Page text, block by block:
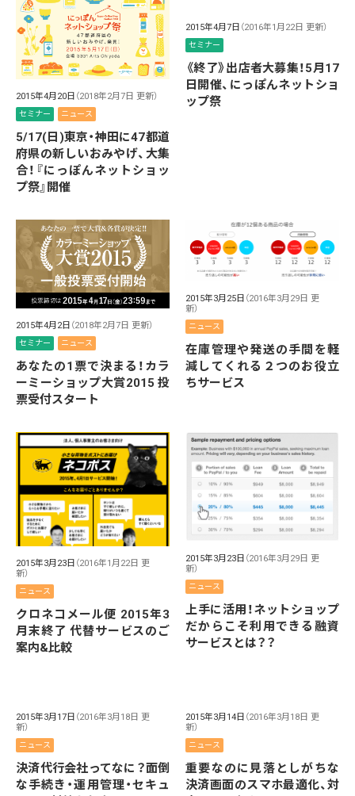
2015年4月20日 （2018年2月7日 更新）
セミナー ニュース
5/17(日)東京・神田に47都道
府県の新しいおみやげ、大集
合！『にっぽんネットショッ
プ祭』開催
2015年4月7日 （2016年1月22日 更新）
セミナー
《終了》出店者大募集！5月17
日開催、にっぽんネットショ
ップ祭
2015年4月2日 （2018年2月7日 更新）
セミナー ニュース
あなたの1票で決まる！カラ
ーミーショップ大賞2015 投
票受付スタート
2015年3月25日 （2016年3月29日 更
新）
ニュース
在庫管理や発送の手間を軽
減してくれる２つのお役立
ちサービス
2015年3月23日 （2016年1月22日 更
新）
ニュース
クロネコメール便 2015年3
月末終了 代替サービスのご
案内&比較
2015年3月23日 （2016年3月29日 更
新）
ニュース
上手に活用！ネットショップ
だからこそ利用できる融資
サービスとは？？
2015年3月17日 （2016年3月18日 更
新）
ニュース
決済代行会社ってなに？面倒
な手続き・運用管理・セキュ
2015年3月14日 （2016年3月18日 更
新）
ニュース
重要なのに見落としがちな
決済画面のスマホ最適化、対